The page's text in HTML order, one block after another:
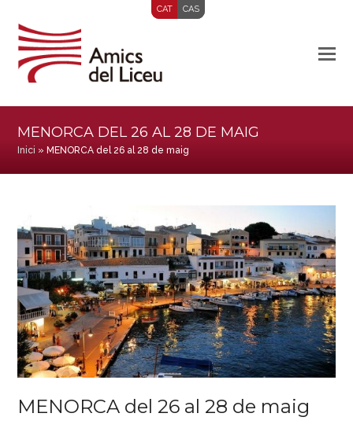
CAT CAS
MENORCA DEL 26 AL 28 DE MAIG
Inici » MENORCA del 26 al 28 de maig
MENORCA del 26 al 28 de maig